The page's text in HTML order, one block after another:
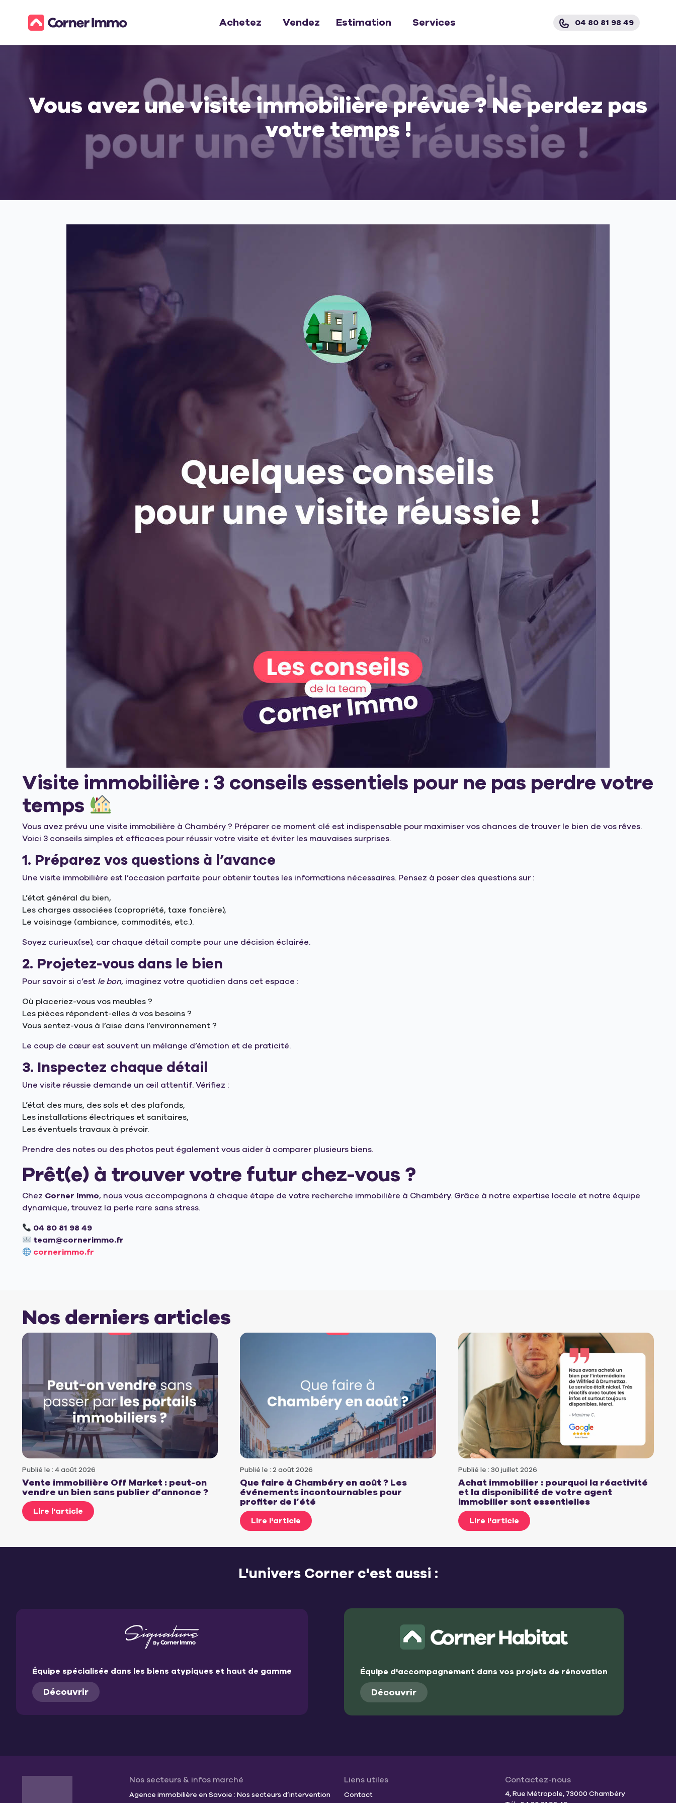
Achetez Vendez Estimation Services 04 80 81 98 49
Vous avez une visite immobilière prévue ? Ne perdez pas
votre temps !
Visite immobilière : 3 conseils essentiels pour ne pas perdre votre
temps
Vous avez prévu une visite immobilière à Chambéry ? Préparer ce moment clé est indispensable pour maximiser vos chances de trouver le bien de vos rêves.
Voici 3 conseils simples et efficaces pour réussir votre visite et éviter les mauvaises surprises.
1. Préparez vos questions à l’avance
Une visite immobilière est l’occasion parfaite pour obtenir toutes les informations nécessaires. Pensez à poser des questions sur :
L’état général du bien,
Les charges associées (copropriété, taxe foncière),
Le voisinage (ambiance, commodités, etc.).
Soyez curieux(se), car chaque détail compte pour une décision éclairée.
2. Projetez-vous dans le bien
Pour savoir si c’est le bon, imaginez votre quotidien dans cet espace :
Où placeriez-vous vos meubles ?
Les pièces répondent-elles à vos besoins ?
Vous sentez-vous à l’aise dans l’environnement ?
Le coup de cœur est souvent un mélange d’émotion et de praticité.
3. Inspectez chaque détail
Une visite réussie demande un œil attentif. Vérifiez :
L’état des murs, des sols et des plafonds,
Les installations électriques et sanitaires,
Les éventuels travaux à prévoir.
Prendre des notes ou des photos peut également vous aider à comparer plusieurs biens.
Prêt(e) à trouver votre futur chez-vous ?
Chez Corner Immo, nous vous accompagnons à chaque étape de votre recherche immobilière à Chambéry. Grâce à notre expertise locale et notre équipe
dynamique, trouvez la perle rare sans stress.
04 80 81 98 49
team@cornerimmo.fr
cornerimmo.fr
Nos derniers articles
Publié le : 4 août 2026
Vente immobilière Off Market : peut-on
vendre un bien sans publier d’annonce ?
Lire l'article
Publié le : 2 août 2026
Que faire à Chambéry en août ? Les
événements incontournables pour
profiter de l’été
Lire l'article
Publié le : 30 juillet 2026
Achat immobilier : pourquoi la réactivité
et la disponibilité de votre agent
immobilier sont essentielles
Lire l'article
L'univers Corner c'est aussi :
Équipe spécialisée dans les biens atypiques et haut de gamme
Découvrir
Équipe d'accompagnement dans vos projets de rénovation
Découvrir
Nos secteurs & infos marché
Agence immobilière en Savoie : Nos secteurs d’intervention
Liens utiles
Contact
Contactez-nous
4, Rue Métropole, 73000 Chambéry